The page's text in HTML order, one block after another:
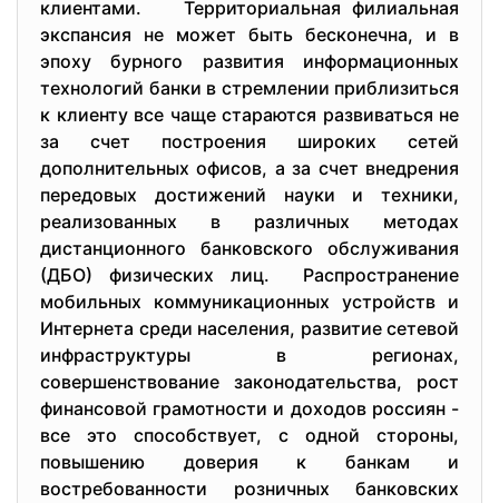
клиентами. Территориальная филиальная
экспансия не может быть бесконечна, и в
эпоху бурного развития информационных
технологий банки в стремлении приблизиться
к клиенту все чаще стараются развиваться не
за счет построения широких сетей
дополнительных офисов, а за счет внедрения
передовых достижений науки и техники,
реализованных в различных методах
дистанционного банковского обслуживания
(ДБО) физических лиц. Распространение
мобильных коммуникационных устройств и
Интернета среди населения, развитие сетевой
инфраструктуры в регионах,
совершенствование законодательства, рост
финансовой грамотности и доходов россиян -
все это способствует, с одной стороны,
повышению доверия к банкам и
востребованности розничных банковских